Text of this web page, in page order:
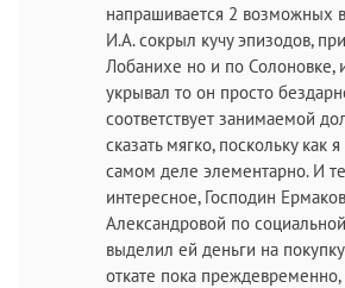
напрашивается 2 возможных
И.А. сокрыл кучу эпизодов,
Лобанихе но и по Солоновке,
укрывал то он просто
соответствует занимаемой
сказать мягко, поскольку как
самом деле элементарно. И
интересное, Господин
Александровой по
выделил ей деньги на
откате пока